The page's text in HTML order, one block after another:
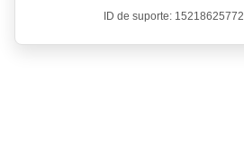
ID de suporte: